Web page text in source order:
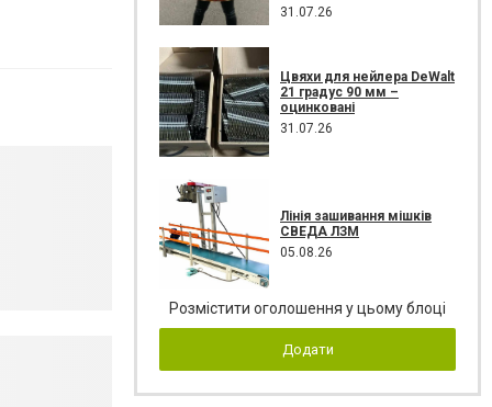
31.07.26
Цвяхи для нейлера DeWalt
21 градус 90 мм –
оцинковані
31.07.26
Лінія зашивання мішків
СВЕДА ЛЗМ
05.08.26
Розмістити оголошення у цьому блоці
Додати